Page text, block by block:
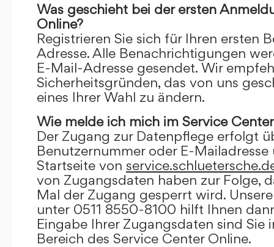
Was geschieht bei der ersten
Online?
Registrieren Sie sich für Ihren ersten
Adresse. Alle Benachrichtigungen
E-Mail-Adresse gesendet. Wir
Sicherheitsgründen, das von uns
eines Ihrer Wahl zu ändern.
Wie melde ich mich im Service
Der Zugang zur Datenpflege erfolgt
Benutzernummer oder E-
Startseite von
von Zugangsdaten haben zur Folge,
Mal der Zugang gesperrt wird.
unter 0511 8550-8100 hilft Ihnen
Eingabe Ihrer Zugangsdaten sind Sie
Bereich des Service Center Online.